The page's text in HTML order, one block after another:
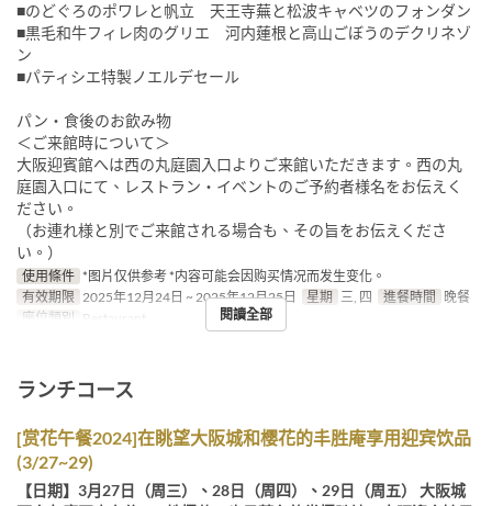
■のどぐろのポワレと帆立 天王寺蕪と松波キャベツのフォンダン
■黒毛和牛フィレ肉のグリエ 河内蓮根と高山ごぼうのデクリネゾ
ン
■パティシエ特製ノエルデセール
パン・食後のお飲み物
＜ご来館時について＞
大阪迎賓館へは西の丸庭園入口よりご来館いただきます。西の丸
庭園入口にて、レストラン・イベントのご予約者様名をお伝えく
ださい。
（お連れ様と別でご来館される場合も、その旨をお伝えくださ
い。）
使用條件 *图片仅供参考 *内容可能会因购买情况而发生变化。
有效期限 2025年12月24日 ~ 2025年12月25日 星期 三, 四 進餐時間 晚餐
座位類別 Restaurant 閱讀全部
ランチコース
[赏花午餐2024]在眺望大阪城和樱花的丰胜庵享用迎宾饮品
(3/27~29)
【日期】3月27日（周三）、28日（周四）、29日（周五） 大阪城